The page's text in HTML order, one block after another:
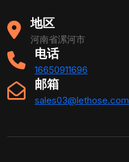
地区
河南省漯河市
电话
16650911696
邮箱
sales03@lethose.com